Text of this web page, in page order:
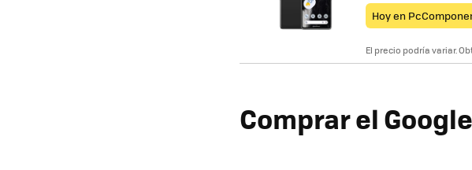
Hoy en
El precio podría variar.
Comprar el